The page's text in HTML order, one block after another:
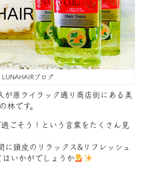
LUNAHAIRブログ
原ライラック通り商店街にある美
林です。
ごそう！という言葉をたくさん見
に頭皮のリラックス&リフレッシュ
はいかがでしょうか